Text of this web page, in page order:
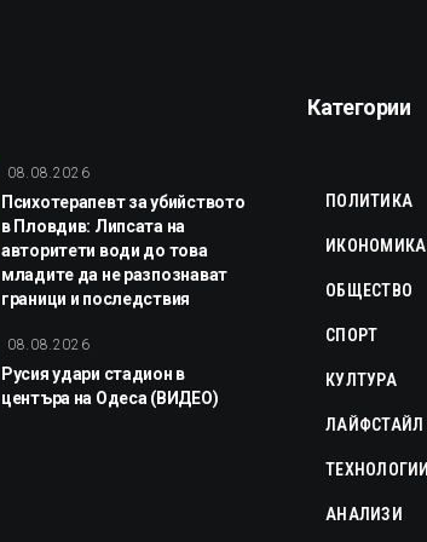
08.08.2026
Психотерапевт за убийството
в Пловдив: Липсата на
авторитети води до това
младите да не разпознават
граници и последствия
08.08.2026
Русия удари стадион в
центъра на Одеса (ВИДЕО)
Категории
ПОЛИТИКА
ИКОНОМИКА
ОБЩЕСТВО
СПОРТ
КУЛТУРА
ЛАЙФСТАЙЛ
ТЕХНОЛОГИИ
АНАЛИЗИ